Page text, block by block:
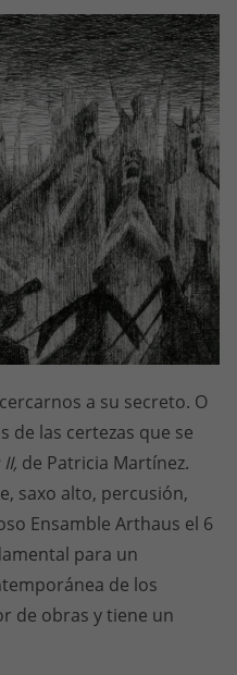
a su secreto. O
las certezas que se
de Patricia Martínez.
saxo alto, percusión,
Ensamble Arthaus el 6
para un
de los
de obras y tiene un